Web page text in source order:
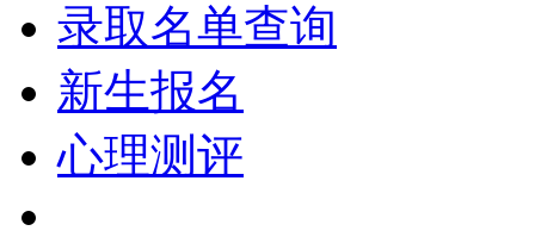
录取名单查询
新生报名
心理测评